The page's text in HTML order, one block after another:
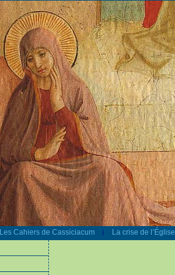
Les Cahiers de Cassiciacum | La crise de l’Église